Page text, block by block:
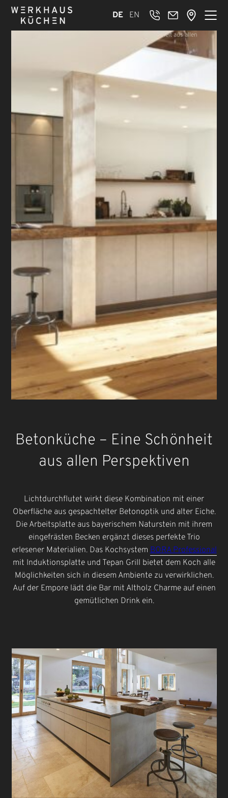
DE EN
Betonküche – Eine Schönheit aus allen
Betonküche – Eine Schönheit
aus allen Perspektiven
Lichtdurchflutet wirkt diese Kombination mit einer
Oberfläche aus gespachtelter Betonoptik und alter Eiche.
Die Arbeitsplatte aus bayerischem Naturstein mit ihrem
eingefrästen Becken ergänzt dieses perfekte Trio
erlesener Materialien. Das KochsystemBORA Professional
mit Induktionsplatte und Tepan Grill bietet dem Koch alle
Möglichkeiten sich in diesem Ambiente zu verwirklichen.
Auf der Empore lädt die Bar mit Altholz Charme auf einen
gemütlichen Drink ein.